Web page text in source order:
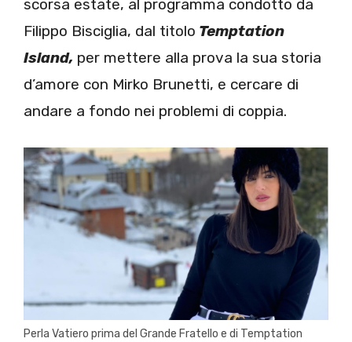
scorsa estate, al programma condotto da
Filippo Bisciglia, dal titolo Temptation
Island, per mettere alla prova la sua storia
d’amore con Mirko Brunetti, e cercare di
andare a fondo nei problemi di coppia.
Perla Vatiero prima del Grande Fratello e di Temptation